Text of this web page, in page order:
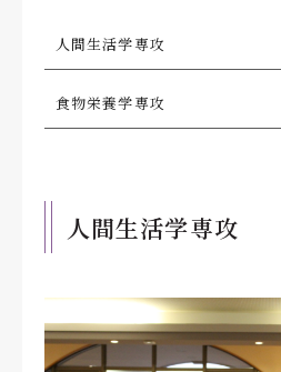
人間生活学専攻
食物栄養学専攻
人間生活学専攻